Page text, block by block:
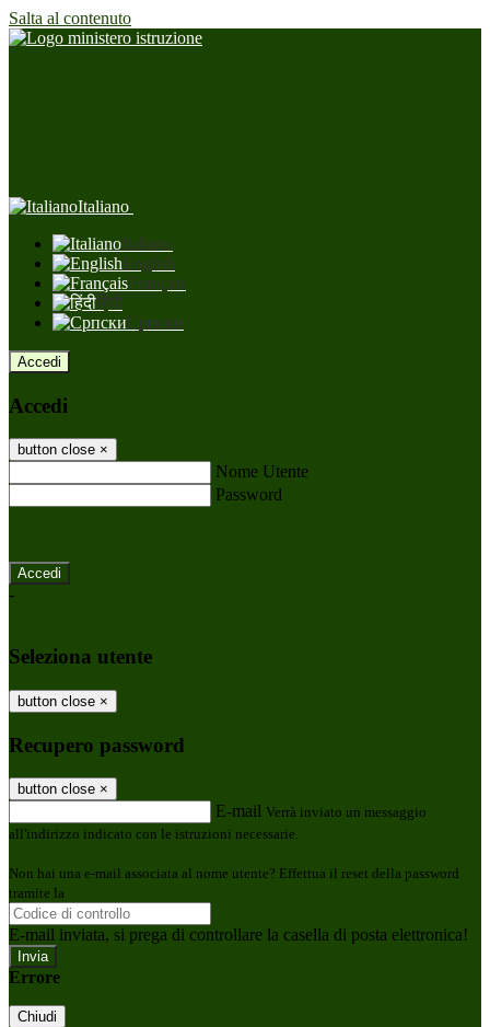
Salta al contenuto
Italiano
Italiano
English
Français
हिंदी
Српски
Accedi
Accedi
button close ×
Nome Utente
Password
-
Seleziona utente
button close ×
Recupero password
button close ×
E-mail Verrà inviato un messaggio
all'indirizzo indicato con le istruzioni necessarie.
Non hai una e-mail associata al nome utente? Effettua il reset della password
tramite la
E-mail inviata, si prega di controllare la casella di posta elettronica!
Errore
Chiudi